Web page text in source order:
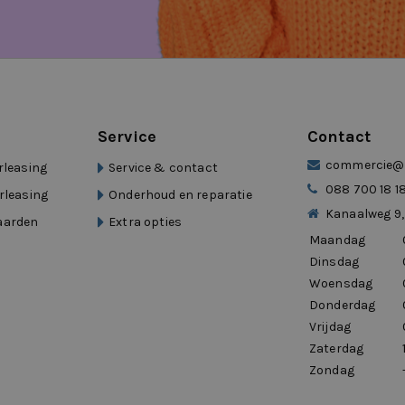
ik nodig heb.”
Service
Service & contact
Onderhoud en reparatie
Extra opties
Contact
088 700 18 18
Kanaalweg
Maandag
Dinsdag
Woensdag
Donderdag
Vrijdag
Zaterdag
Zondag